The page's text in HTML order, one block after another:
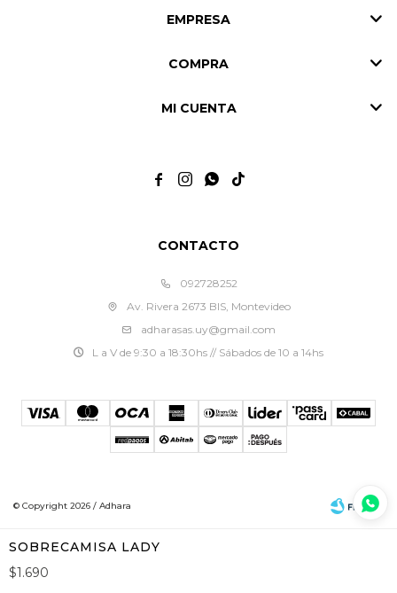
SOBRECAMISA LADY
$1.690
CONTACTO
092728252
Av. Rivera 2673 BIS, Montevideo
adharasas.uy@gmail.com
L a V de 9:30 a 18:30hs // Sábados de 10 a 14hs
EMPRESA
COMPRA
MI CUENTA
   
© Copyright 2026 / Adhara